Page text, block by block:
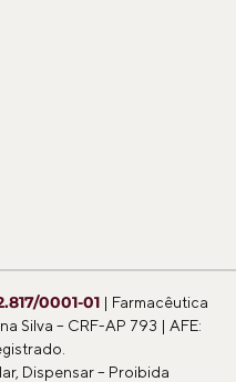
0001-01| Farmacêutica
Silva – CRF-AP 793 | AFE:
Dispensar – Proibida